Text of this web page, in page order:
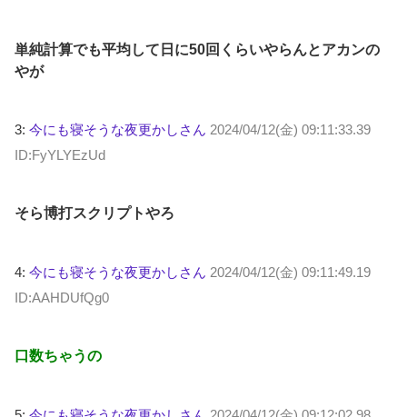
単純計算でも平均して日に50回くらいやらんとアカンの
やが
3: 今にも寝そうな夜更かしさん 2024/04/12(金) 09:11:33.39
ID:FyYLYEzUd
そら博打スクリプトやろ
4: 今にも寝そうな夜更かしさん 2024/04/12(金) 09:11:49.19
ID:AAHDUfQg0
口数ちゃうの